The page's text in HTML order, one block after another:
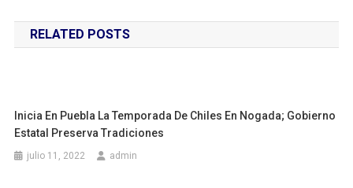
de
entradas
RELATED POSTS
Inicia En Puebla La Temporada De Chiles En Nogada; Gobierno
Estatal Preserva Tradiciones
julio 11, 2022 admin